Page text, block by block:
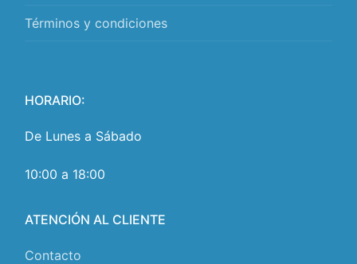
Términos y condiciones
HORARIO:
De Lunes a Sábado
10:00 a 18:00
ATENCIÓN AL CLIENTE
Contacto